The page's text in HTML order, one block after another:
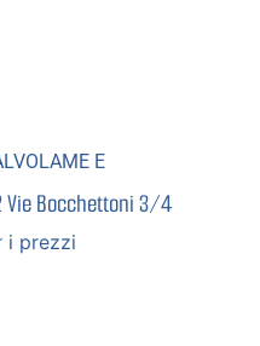
E
Vie Bocchettoni 3/4
i prezzi